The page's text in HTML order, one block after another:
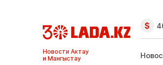
Ақтау және
Манғыстау
жаңалықтары